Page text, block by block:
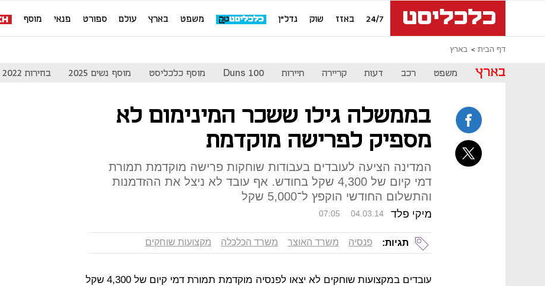
24/7 באזז שוק נדל"ן משפט בארץ עולם ספורט פנאי מוסף
דף הבית בארץ
בארץ משפט רכב דעות קריירה תיירות Duns 100 מוסף כלכליסט מוסף נשים 2025 בחירות 2022
בממשלה גילו ששכר המינימום לא
מספיק לפרישה מוקדמת
המדינה הציעה לעובדים בעבודות שוחקות פרישה מוקדמת תמורת
דמי קיום של 4,300 שקל בחודש. אף עובד לא ניצל את ההזדמנות
והתשלום החודשי הוקפץ ל־5,000 שקל
מיקי פלד 07:05 04.03.14
תגיות: פנסיה משרד האוצר משרד הכלכלה מקצועות שוחקים
עובדים במקצועות שוחקים לא יצאו לפנסיה מוקדמת תמורת דמי קיום של 4,300 שקל